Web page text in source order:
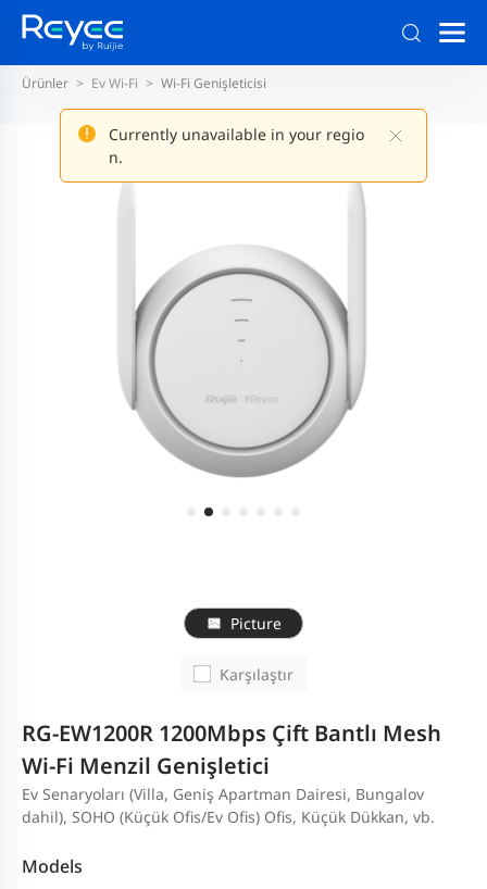
Currently unavailable in your regio
n.
Ürünler Ev Wi-Fi Wi-Fi Genişleticisi
Picture
Karşılaştır
RG-EW1200R 1200Mbps Çift Bantlı Mesh
Wi-Fi Menzil Genişletici
Ev Senaryoları (Villa, Geniş Apartman Dairesi, Bungalov
dahil), SOHO (Küçük Ofis/Ev Ofis) Ofis, Küçük Dükkan, vb.
Models